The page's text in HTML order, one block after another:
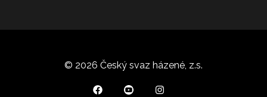
© 2026 Český svaz házené, z.s.